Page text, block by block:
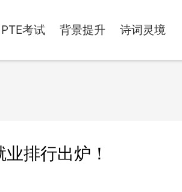
PTE考试 背景提升 诗词灵境
排行出炉！